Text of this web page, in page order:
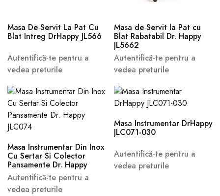
Masa De Servit La Pat Cu
Blat Intreg DrHappy JL566
Autentifică-te pentru a
vedea preturile
Masa de Servit la Pat cu
Blat Rabatabil Dr. Happy
JL5662
Autentifică-te pentru a
vedea preturile
Masa Instrumentar Din Inox
Cu Sertar Si Colector
Pansamente Dr. Happy
JLC074
Autentifică-te pentru a
vedea preturile
Masa Instrumentar DrHappy
JLC071-030
Autentifică-te pentru a
vedea preturile